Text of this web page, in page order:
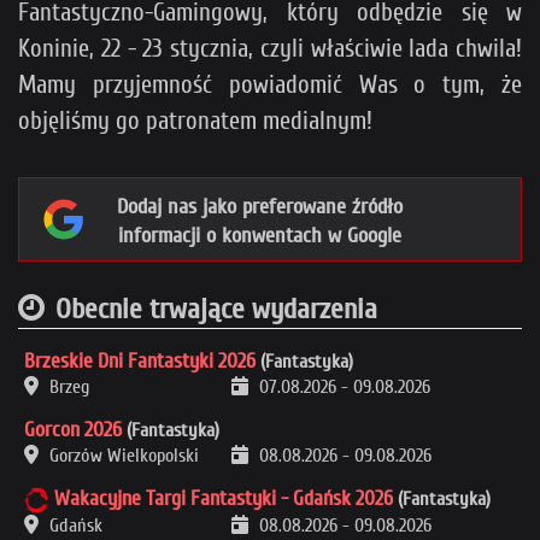
Cel to 150 zł miesięcznie (obecnie: 120 zł).
Po jego osiągnięciu wyłączamy reklamy i ten pop-up.
>>Sprawdź też, na co dokładnie idą pieniądze<<
Loading...
Fantastyczno-Gamingowy, który odbędzie się w
Koninie, 22 - 23 stycznia, czyli właściwie lada chwila!
Mamy przyjemność powiadomić Was o tym, że
objęliśmy go patronatem medialnym!
Dodaj nas jako preferowane źródło
informacji o konwentach w Google
Obecnie trwające wydarzenia
Brzeskie Dni Fantastyki 2026 (Fantastyka)
Brzeg
07.08.2026 - 09.08.2026
Gorcon 2026 (Fantastyka)
Gorzów Wielkopolski
08.08.2026 - 09.08.2026
Wakacyjne Targi Fantastyki - Gdańsk 2026 (Fantastyka)
Gdańsk
08.08.2026 - 09.08.2026